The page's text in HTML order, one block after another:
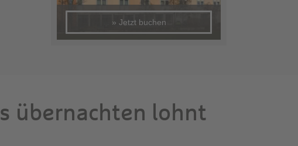
» Jetzt buchen
übernachten lohnt